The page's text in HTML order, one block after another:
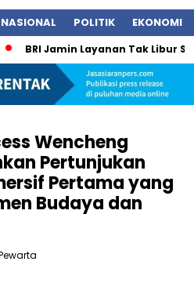
NASIONAL POLITIK EKONOMI
BRI Jamin Layanan Tak Libur
Wencheng
Pertunjukan
Pertama yang
Budaya dan